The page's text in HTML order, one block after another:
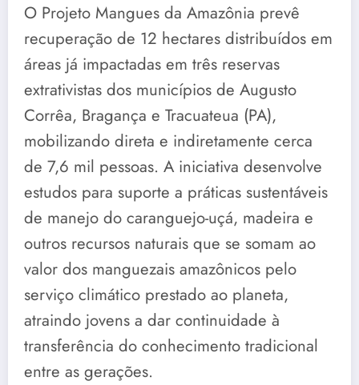
O Projeto Mangues da Amazônia prevê
recuperação de 12 hectares distribuídos em
áreas já impactadas em três reservas
extrativistas dos municípios de Augusto
Corrêa, Bragança e Tracuateua (PA),
mobilizando direta e indiretamente cerca
de 7,6 mil pessoas. A iniciativa desenvolve
estudos para suporte a práticas sustentáveis
de manejo do caranguejo-uçá, madeira e
outros recursos naturais que se somam ao
valor dos manguezais amazônicos pelo
serviço climático prestado ao planeta,
atraindo jovens a dar continuidade à
transferência do conhecimento tradicional
entre as gerações.